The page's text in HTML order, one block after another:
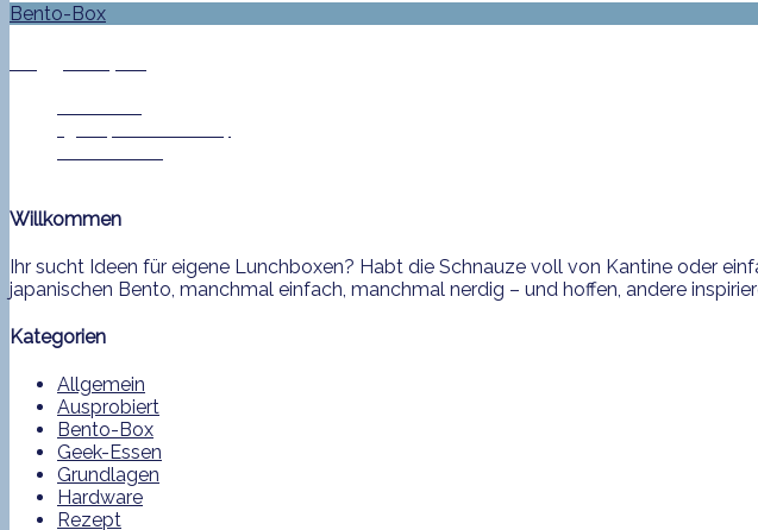
Bento-Box
Willkommen
Ihr sucht Ideen für eigene Lunchboxen? Habt die Schnauze voll von Kantine oder
japanischen Bento, manchmal einfach, manchmal nerdig – und hoffen, andere
Kategorien
Allgemein
Ausprobiert
Bento-Box
Geek-Essen
Grundlagen
Hardware
Rezept